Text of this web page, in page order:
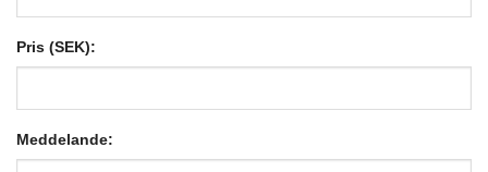
Pris (SEK):
Meddelande: